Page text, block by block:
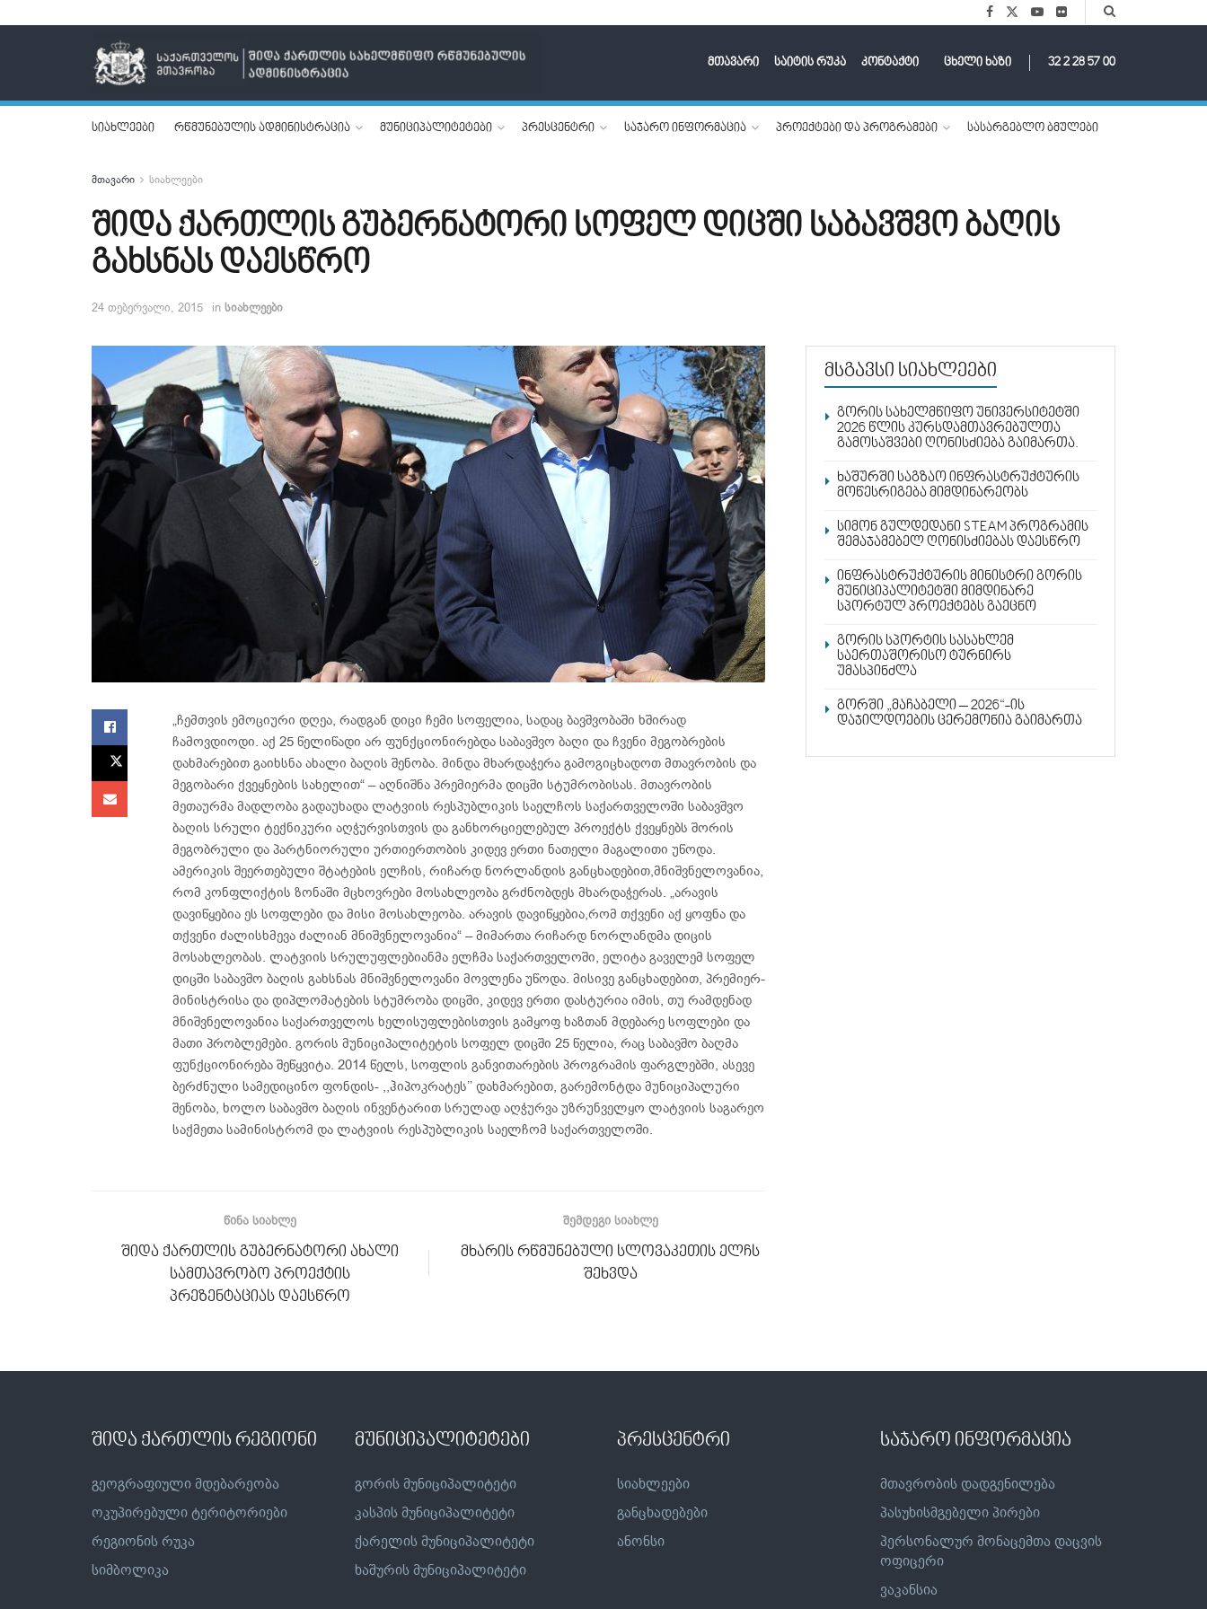
მთავარი საიტის რუკა კონტაქტი ცხელი ხაზი 32 2 28 57 00
სიახლეები რწმუნებულის ადმინისტრაცია მუნიციპალიტეტები პრესცენტრი საჯარო ინფორმაცია პროექტები და პროგრამები სასარგებლო ბმულები
მთავარი სიახლეები
შიდა ქართლის გუბერნატორი სოფელ დიცში საბავშვო ბაღის
გახსნას დაესწრო
24 თებერვალი, 2015 in სიახლეები
„ჩემთვის ემოციური დღეა, რადგან დიცი ჩემი სოფელია, სადაც ბავშვობაში ხშირად
ჩამოვდიოდი. აქ 25 წელიწადი არ ფუნქციონირებდა საბავშვო ბაღი და ჩვენი მეგობრების
დახმარებით გაიხსნა ახალი ბაღის შენობა. მინდა მხარდაჭერა გამოგიცხადოთ მთავრობის და
მეგობარი ქვეყნების სახელით“ – აღნიშნა პრემიერმა დიცში სტუმრობისას. მთავრობის
მეთაურმა მადლობა გადაუხადა ლატვიის რესპუბლიკის საელჩოს საქართველოში საბავშვო
ბაღის სრული ტექნიკური აღჭურვისთვის და განხორციელებულ პროექტს ქვეყნებს შორის
მეგობრული და პარტნიორული ურთიერთობის კიდევ ერთი ნათელი მაგალითი უწოდა.
ამერიკის შეერთებული შტატების ელჩის, რიჩარდ ნორლანდის განცხადებით,მნიშვნელოვანია,
რომ კონფლიქტის ზონაში მცხოვრები მოსახლეობა გრძნობდეს მხარდაჭერას. „არავის
დავიწყებია ეს სოფლები და მისი მოსახლეობა. არავის დავიწყებია,რომ თქვენი აქ ყოფნა და
თქვენი ძალისხმევა ძალიან მნიშვნელოვანია“ – მიმართა რიჩარდ ნორლანდმა დიცის
მოსახლეობას. ლატვიის სრულუფლებიანმა ელჩმა საქართველოში, ელიტა გაველემ სოფელ
დიცში საბავშო ბაღის გახსნას მნიშვნელოვანი მოვლენა უწოდა. მისივე განცხადებით, პრემიერ-
მინისტრისა და დიპლომატების სტუმრობა დიცში, კიდევ ერთი დასტურია იმის, თუ რამდენად
მნიშვნელოვანია საქართველოს ხელისუფლებისთვის გამყოფ ხაზთან მდებარე სოფლები და
მათი პრობლემები. გორის მუნიციპალიტეტის სოფელ დიცში 25 წელია, რაც საბავშო ბაღმა
ფუნქციონირება შეწყვიტა. 2014 წელს, სოფლის განვითარების პროგრამის ფარგლებში, ასევე
ბერძნული სამედიცინო ფონდის- ,,ჰიპოკრატეს’’ დახმარებით, გარემონტდა მუნიციპალური
შენობა, ხოლო საბავშო ბაღის ინვენტარით სრულად აღჭურვა უზრუნველყო ლატვიის საგარეო
საქმეთა სამინისტრომ და ლატვიის რესპუბლიკის საელჩომ საქართველოში.
ᲬᲘᲜᲐ ᲡᲘᲐᲮᲚᲔ
შიდა ქართლის გუბერნატორი ახალი
სამთავრობო პროექტის
პრეზენტაციას დაესწრო
ᲨᲔᲛᲓᲔᲒᲘ ᲡᲘᲐᲮᲚᲔ
მხარის რწმუნებული სლოვაკეთის ელჩს
შეხვდა
მსგავსი სიახლეები
გორის სახელმწიფო უნივერსიტეტში
2026 წლის კურსდამთავრებულთა
გამოსაშვები ღონისძიება გაიმართა.
ხაშურში საგზაო ინფრასტრუქტურის
მოწესრიგება მიმდინარეობს
სიმონ გულდედანი STEAM პროგრამის
შემაჯამებელ ღონისძიებას დაესწრო
ინფრასტრუქტურის მინისტრი გორის
მუნიციპალიტეტში მიმდინარე
სპორტულ პროექტებს გაეცნო
გორის სპორტის სასახლემ
საერთაშორისო ტურნირს
უმასპინძლა
გორში „მაჩაბელი – 2026“-ის
დაჯილდოების ცერემონია გაიმართა
შიდა ქართლის რეგიონი
გეოგრაფიული მდებარეობა
ოკუპირებული ტერიტორიები
რეგიონის რუკა
სიმბოლიკა
მუნიციპალიტეტები
გორის მუნიციპალიტეტი
კასპის მუნიციპალიტეტი
ქარელის მუნიციპალიტეტი
ხაშურის მუნიციპალიტეტი
პრესცენტრი
სიახლეები
განცხადებები
ანონსი
საჯარო ინფორმაცია
მთავრობის დადგენილება
პასუხისმგებელი პირები
პერსონალურ მონაცემთა დაცვის
ოფიცერი
ვაკანსია